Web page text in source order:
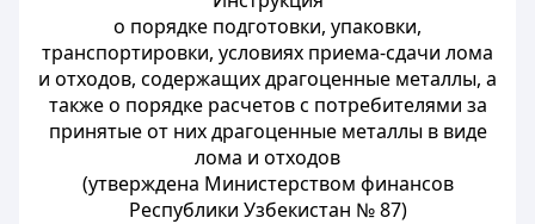
о порядке подготовки, упаковки,
транспортировки, условиях приема-сдачи лома
и отходов, содержащих драгоценные металлы, а
также о порядке расчетов с потребителями за
принятые от них драгоценные металлы в виде
лома и отходов
(утверждена Министерством финансов
Республики Узбекистан № 87)